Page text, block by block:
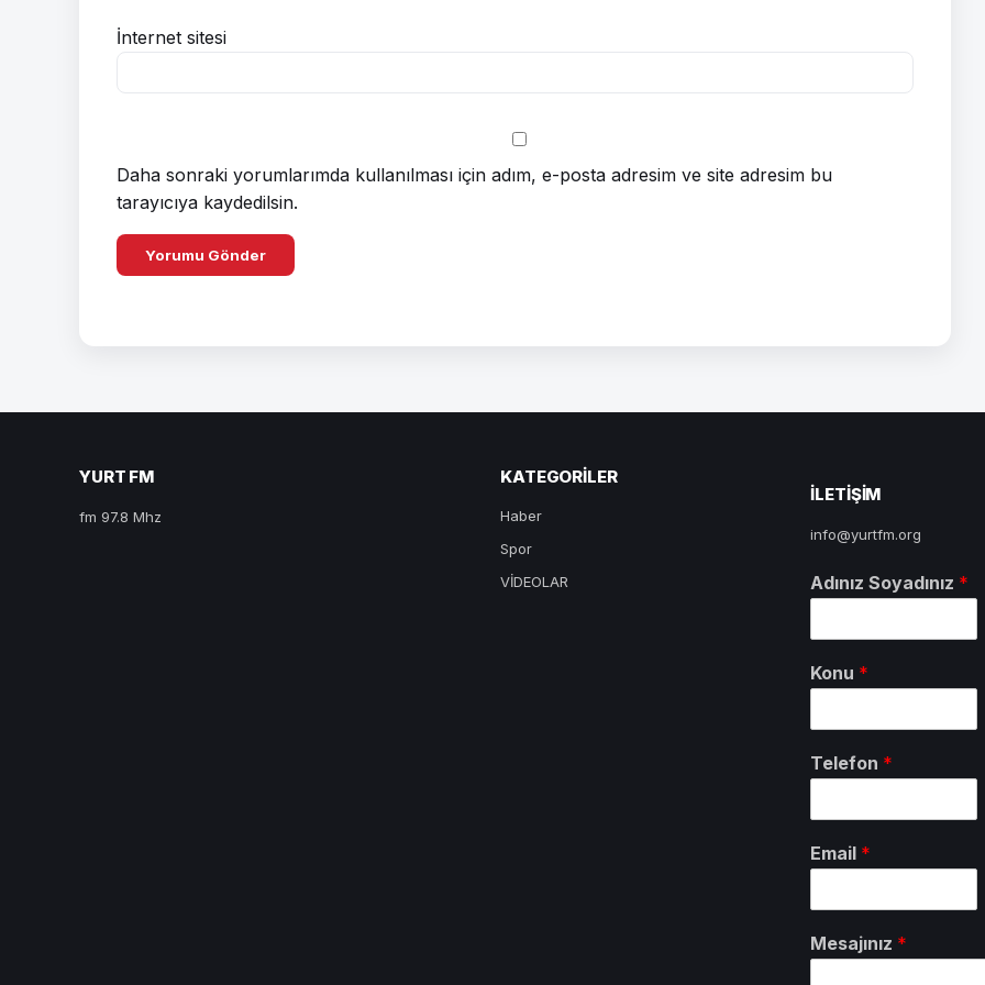
İnternet sitesi
Daha sonraki yorumlarımda kullanılması için adım, e-posta adresim ve site adresim bu
tarayıcıya kaydedilsin.
YURT FM
fm 97.8 Mhz
KATEGORILER
Haber
Spor
VİDEOLAR
ILETIŞIM
info@yurtfm.org
Adınız Soyadınız *
Konu *
Telefon *
Email *
Mesajınız *